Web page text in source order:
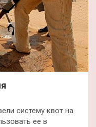
систему квот на
ее в